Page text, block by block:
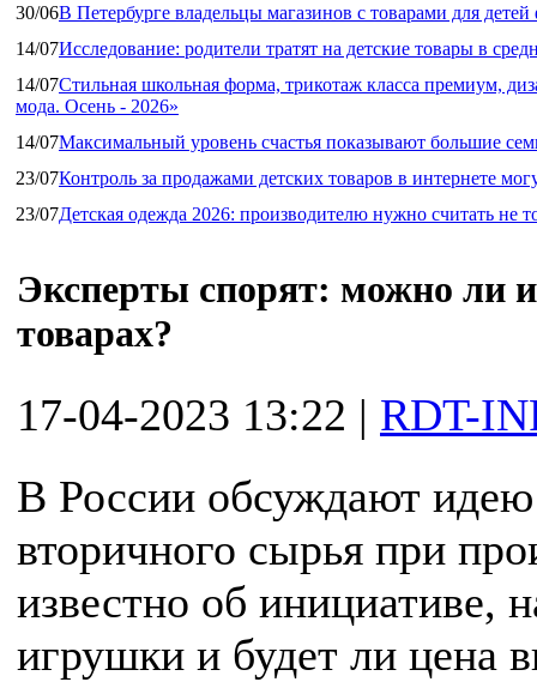
30/06В Петербурге владельцы магазинов с товарами для
14/07Исследование: родители тратят на детские товары в
14/07Стильная школьная форма, трикотаж класса премиум,
мода. Осень - 2026»
14/07Максимальный уровень счастья показывают большие
23/07Контроль за продажами детских товаров в интернете
23/07Детская одежда 2026: производителю нужно считать не
Эксперты спорят: можно ли
товарах?
17-04-2023 13:22 | RDT-
В России обсуждают
вторичного сырья при
известно об инициативе,
игрушки и будет ли цена